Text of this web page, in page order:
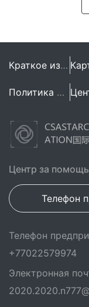
Краткое изложение предприятия
Политика конфиденциальности
Центр за помощь
Телефон
Телефон
+77022579974
Электронная